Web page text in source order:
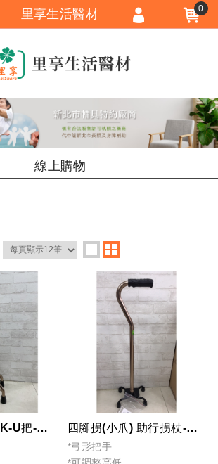
線上購物
醫療用手杖 鋁中K-U把-四腳拐-助行拐杖-銀髮-老人-輔具-伸縮拐杖-全新公司... 四腳拐(小爪) 助行拐杖-銀髮-老人-輔具-伸縮拐杖-全新公司貨
*弓形把手
里享生活醫材 0
會員註冊
忘記密碼
訂單查詢
匯款通知